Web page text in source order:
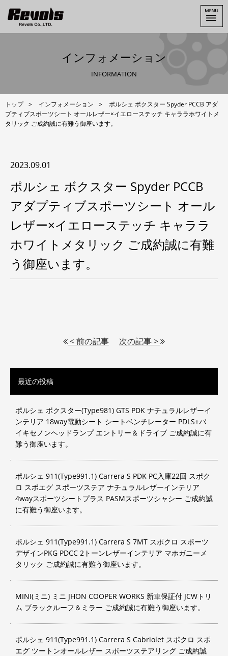
インフォメーション
INFORMATION
トップ インフォメーション
ポルシェ ボクスター Spyder PCCB アダ
プティブスポーツシート オールレザー×イエローステッチ キャララホワイトメ
タリック ご成約誠に有難う御座います。
2023.09.01
ポルシェ ボクスター Spyder PCCB
アダプティブスポーツシート オール
レザー×イエローステッチ キャララ
ホワイトメタリック ご成約誠に有難
う御座います。
< 前の記事 次の記事 >
最近の投稿
ポルシェ ボクスター(Type981) GTS PDK ナチュラルレザーイ
ンテリア 18way電動シート シートベンチレーター PDLS+バ
イキセノンヘッドランプ エントリー＆ドライブ ご成約誠に有
難う御座います。
ポルシェ 911(Type991.1) Carrera S PDK PC入庫22回 スポク
ロ スポエグ スポーツステア ナチュラルレザーインテリア
4wayスポーツシートプラス PASMスポーツシャシー ご成約誠
に有難う御座います。
ポルシェ 911(Type991.1) Carrera S 7MT スポクロ スポーツ
デザインPKG PDCC 2トーンレザーインテリア マホガニーメ
タリック ご成約誠に有難う御座います。
MINI(ミニ) ミニ JHON COOPER WORKS 新車保証付 JCWトリ
ム ブラックルーフ＆ミラー ご成約誠に有難う御座います。
ポルシェ 911(Type991.1) Carrera S Cabriolet スポクロ スポ
エグ ツートンオールレザー スポーツステアリング ご成約誠